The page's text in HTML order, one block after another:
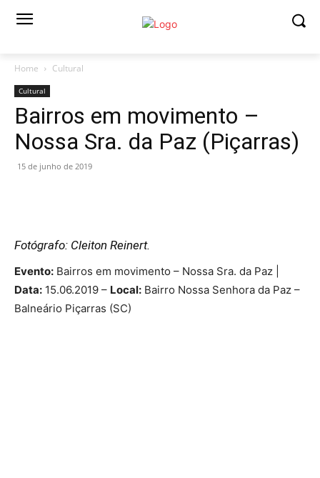
Home Cultural
Cultural
Bairros em movimento –
Nossa Sra. da Paz (Piçarras)
15 de junho de 2019
Fotógrafo: Cleiton Reinert.
Evento: Bairros em movimento – Nossa Sra. da Paz |
Data: 15.06.2019 – Local: Bairro Nossa Senhora da Paz –
Balneário Piçarras (SC)